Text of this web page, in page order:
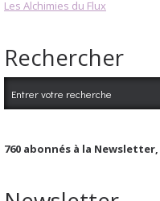
Les Alchimies du Flux
Rechercher
760 abonnés à la